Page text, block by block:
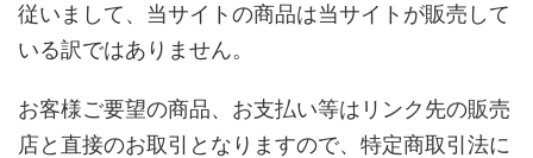
従いまして、当サイトの商品は当サイトが販売して
いる訳ではありません。
お客様ご要望の商品、お支払い等はリンク先の販売
店と直接のお取引となりますので、特定商取引法に